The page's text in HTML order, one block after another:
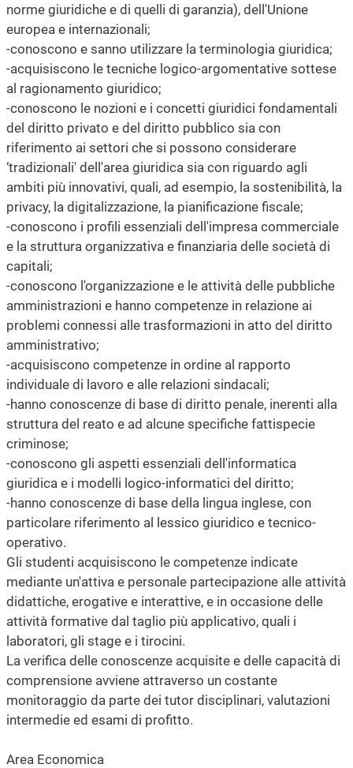
norme giuridiche e di quelli di garanzia), dell'Unione
europea e internazionali;
-conoscono e sanno utilizzare la terminologia giuridica;
-acquisiscono le tecniche logico-argomentative sottese
al ragionamento giuridico;
-conoscono le nozioni e i concetti giuridici fondamentali
del diritto privato e del diritto pubblico sia con
riferimento ai settori che si possono considerare
‘tradizionali' dell'area giuridica sia con riguardo agli
ambiti più innovativi, quali, ad esempio, la sostenibilità, la
privacy, la digitalizzazione, la pianificazione fiscale;
-conoscono i profili essenziali dell'impresa commerciale
e la struttura organizzativa e finanziaria delle società di
capitali;
-conoscono l'organizzazione e le attività delle pubbliche
amministrazioni e hanno competenze in relazione ai
problemi connessi alle trasformazioni in atto del diritto
amministrativo;
-acquisiscono competenze in ordine al rapporto
individuale di lavoro e alle relazioni sindacali;
-hanno conoscenze di base di diritto penale, inerenti alla
struttura del reato e ad alcune specifiche fattispecie
criminose;
-conoscono gli aspetti essenziali dell'informatica
giuridica e i modelli logico-informatici del diritto;
-hanno conoscenze di base della lingua inglese, con
particolare riferimento al lessico giuridico e tecnico-
operativo.
Gli studenti acquisiscono le competenze indicate
mediante un'attiva e personale partecipazione alle attività
didattiche, erogative e interattive, e in occasione delle
attività formative dal taglio più applicativo, quali i
laboratori, gli stage e i tirocini.
La verifica delle conoscenze acquisite e delle capacità di
comprensione avviene attraverso un costante
monitoraggio da parte dei tutor disciplinari, valutazioni
intermedie ed esami di profitto.
Area Economica